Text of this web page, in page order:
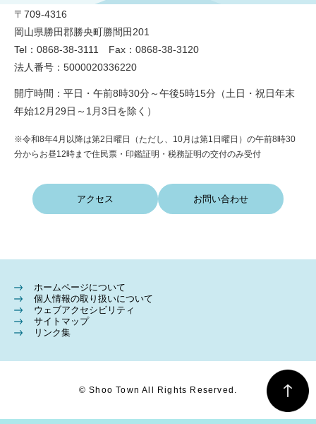
〒709-4316
岡山県勝田郡勝央町勝間田201
Tel：0868-38-3111 Fax：0868-38-3120
法人番号：5000020336220
開庁時間：平日・午前8時30分～午後5時15分（土日・祝日年末
年始12月29日～1月3日を除く）
※令和8年4月以降は第2日曜日（ただし、10月は第1日曜日）の午前8時30
分からお昼12時まで住民票・印鑑証明・税務証明の交付のみ受付
アクセス お問い合わせ
ホームページについて
個人情報の取り扱いについて
ウェブアクセシビリティ
サイトマップ
リンク集
© Shoo Town All Rights Reserved.